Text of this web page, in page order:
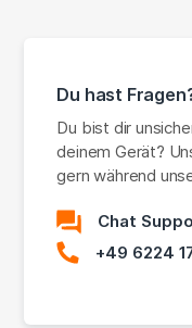
Du hast
Du bist dir
deinem Gerät?
gern während
Chat
+49 6224